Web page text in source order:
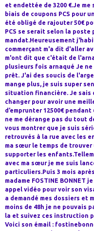
et endettée de 3200 €.Je
biais de coupons PCS pour
été obligé de rajouter 50€
PCS se serait selon la poste
mandat.Heureusement
commerçant m'a dit d'aller
m'ont dit que c'était de
plusieurs fois arnaqué Je
prêt. J'ai des soucis de
mange plus, je suis super
situation financière. Je sais
changer pour avoir une
d’emprunter 12500€ pendant
ne me dérange pas du tout
vous montrer que je suis
retrouvés à la rue avec les
ma sœur le temps de trouver
supporter les
avec ma sœur je me suis
particuliers.Puis 3 mois
madame FOSTINE
appel vidéo pour voir son
a demandé mes dossiers et
moins de 48h je ne pouvais
la et suivez ces instruction
Voici son émail :